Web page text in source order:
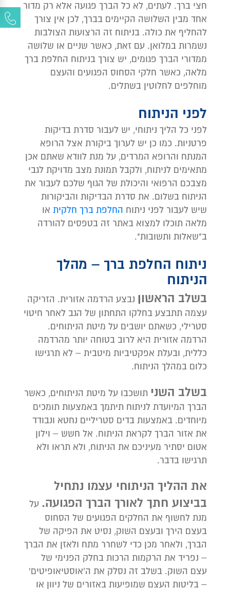
חצי ברך. לעתים, לא כל הברך פגועה אלא רק מדור
אחד מבין השלושה הקיימים בברך, לכן אין צורך
להחליף את כולה. בניתוח זה הרצועות הצולבות
נשמרות במלואן. עם זאת, כאשר שניים או שלושה
ממדורי הברך פגומים, יש צורך בניתוח החלפת ברך
מלאה, כאשר חלקי הסחוס הפגועים והעצם
מוחלפים לחלוטין בשתלים.
לפני הניתוח
לפני כל הליך ניתוחי, יש לעבור סדרת בדיקות
פרטניות. כמו כן יש לערוך ביקורת אצל הרופא
המנתח והרופא המרדים, על מנת לוודא שאתם אכן
מתאימים לניתוח, ולקבל תמונת מצב מדויקת לגבי
מצבכם הרפואי והיכולת של הגוף שלכם לעבור את
הניתוח בשלום. את סדרת הבדיקות והביקורות
שיש לעבור לפני ניתוח החלפת ברך חלקית או
מלאה תוכלו למצוא באתר זה בטפסים להורדה
ב"שאלות ותשובות".
ניתוח החלפת ברך – מהלך
הניתוח
בשלב הראשון נבצע הרדמה אזורית. הזריקה
עצמה תתבצע בחלקו התחתון של הגב לאחר חיטוי
סטרילי, כשאתם יושבים על מיטת הניתוחים.
הרדמה אזורית היא לרוב בטוחה יותר מהרדמה
כללית, ובעלת אפקטיביות מיטבית – לא תרגישו
כלום במהלך הניתוח.
בשלב השני תושכבו על מיטת הניתוחים, כאשר
הברך המיועדת לניתוח תיתמך באמצעות תומכים
מיוחדים. באמצעות בדים סטריליים נחטא ונבודד
את אזור הברך לקראת הניתוח. אל חשש – וילון
אטום יסתיר מעיניכם את הניתוח, ולא תראו ולא
תרגישו בדבר.
את ההליך הניתוחי עצמו נתחיל
בביצוע חתך לאורך הברך הפגועה. על
מנת לחשוף את החלקים הפגועים של הסחוס
בעצם הירך ובעצם השוק, נסיט את הפיקה של
הברך, ולאחר מכן כדי לשחרר מתח ולאזן את הברך
– נפריד את הרקמות הרכות בחלק הפנימי של
עצם השוק. בשלב זה נסלק את ה'אוסטיאופיטים'
– בליטות העצם שמופיעות באזורים של ניוון או